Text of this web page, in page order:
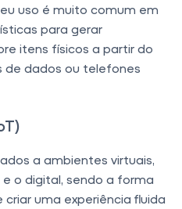
uso é muito comum em
para gerar
itens físicos a partir do
de dados ou telefones
a ambientes virtuais,
o digital, sendo a forma
uma experiência fluida